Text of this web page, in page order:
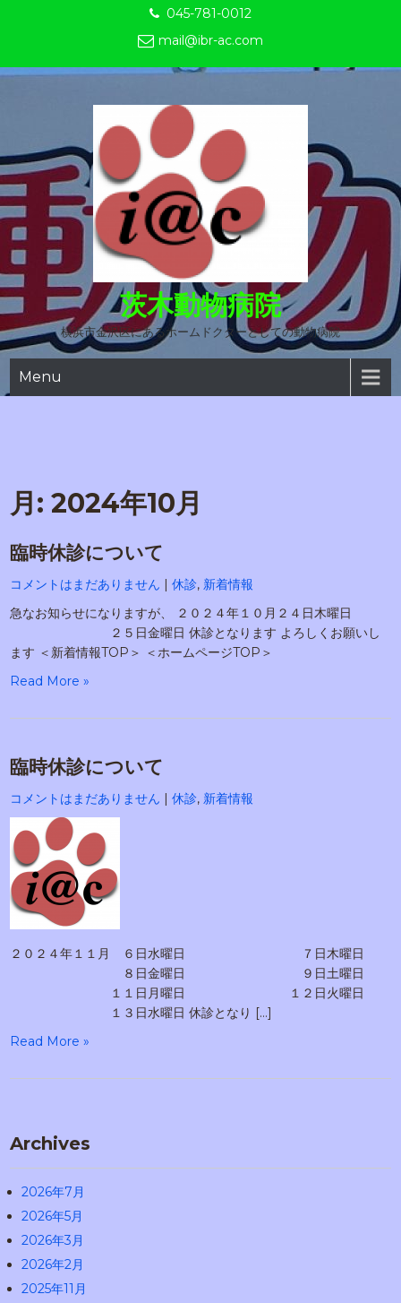
045-781-0012
mail@ibr-ac.com
茨木動物病院
横浜市金沢区にあるホームドクターとしての動物病院
Menu
月:2024年10月
臨時休診について
コメントはまだありません |休診, 新着情報
急なお知らせになりますが、 ２０２４年１０月２４日木曜日
２５日金曜日 休診となります よろしくお願いし
ます ＜新着情報TOP＞ ＜ホームページTOP＞
Read More »
臨時休診について
コメントはまだありません |休診, 新着情報
２０２４年１１月 ６日水曜日 ７日木曜日
８日金曜日 ９日土曜日
１１日月曜日 １２日火曜日
１３日水曜日 休診となり […]
Read More »
Archives
2026年7月
2026年5月
2026年3月
2026年2月
2025年11月